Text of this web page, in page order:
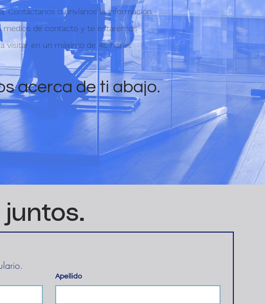
Contáctanos oenvíanos la información
medios de contacto y te estaremos
visitar en un máximo de 48 horas.
acerca de ti abajo.
Apellido